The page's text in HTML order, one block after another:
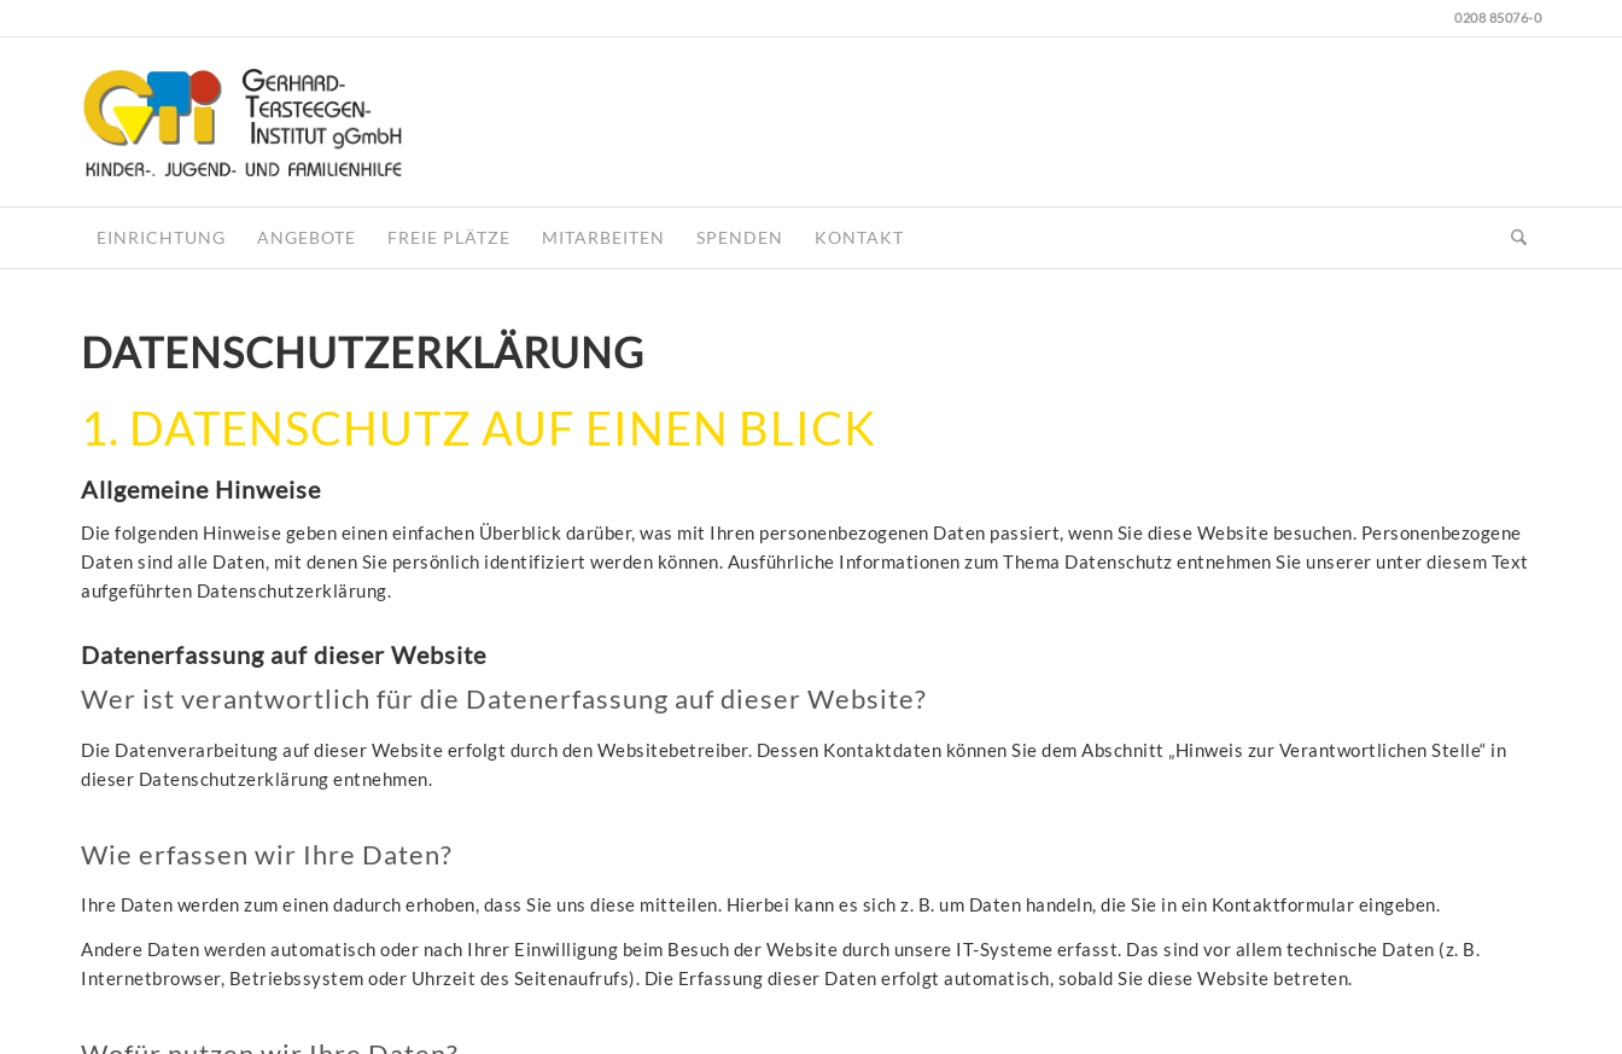
0208 85076-0
EINRICHTUNG ANGEBOTE FREIE PLÄTZE MITARBEITEN SPENDEN KONTAKT
DATENSCHUTZ­ERKLÄRUNG
1. DATENSCHUTZ AUF EINEN BLICK
Allgemeine Hinweise
Die folgenden Hinweise geben einen einfachen Überblick darüber, was mit Ihren personenbezogenen Daten passiert, wenn Sie diese Website besuchen. Personenbezogene
Daten sind alle Daten, mit denen Sie persönlich identifiziert werden können. Ausführliche Informationen zum Thema Datenschutz entnehmen Sie unserer unter diesem Text
aufgeführten Datenschutzerklärung.
Datenerfassung auf dieser Website
Wer ist verantwortlich für die Datenerfassung auf dieser Website?
Die Datenverarbeitung auf dieser Website erfolgt durch den Websitebetreiber. Dessen Kontaktdaten können Sie dem Abschnitt „Hinweis zur Verantwortlichen Stelle“ in
dieser Datenschutzerklärung entnehmen.
Wie erfassen wir Ihre Daten?
Ihre Daten werden zum einen dadurch erhoben, dass Sie uns diese mitteilen. Hierbei kann es sich z. B. um Daten handeln, die Sie in ein Kontaktformular eingeben.
Andere Daten werden automatisch oder nach Ihrer Einwilligung beim Besuch der Website durch unsere IT-Systeme erfasst. Das sind vor allem technische Daten (z. B.
Internetbrowser, Betriebssystem oder Uhrzeit des Seitenaufrufs). Die Erfassung dieser Daten erfolgt automatisch, sobald Sie diese Website betreten.